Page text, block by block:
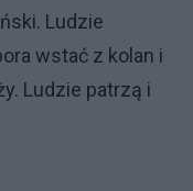
Ludzie
wstać z kolan i
Ludzie patrzą i